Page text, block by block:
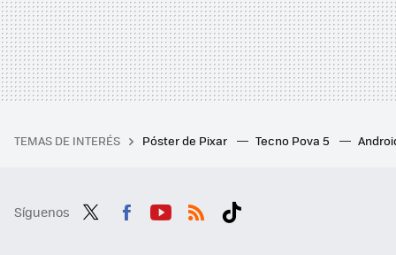
TEMAS DE INTERÉS Póster de Pixar Tecno Pova 5
Síguenos